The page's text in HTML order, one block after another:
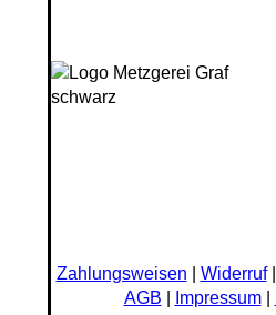
Zahlungsweisen Widerruf|
AGB
Impressum|